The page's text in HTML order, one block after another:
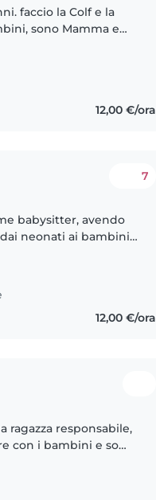
faccio la Colf e la
sono Mamma e
12,00 €/ora
7
babysitter, avendo
neonati ai bambini
12,00 €/ora
ragazza responsabile,
con i bambini e so